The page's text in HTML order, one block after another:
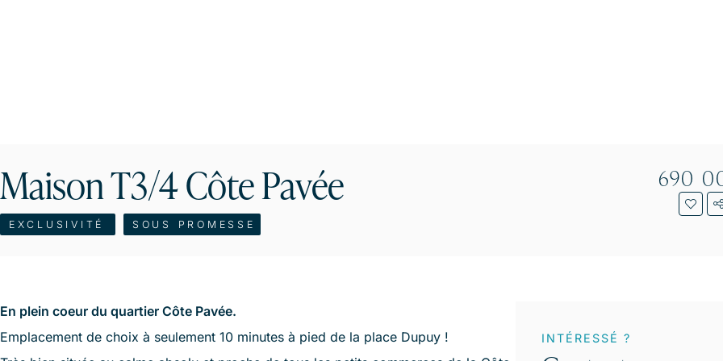
Maison T3/4 Côte Pavée
EXCLUSIVITÉ SOUS PROMESSE
690
En plein coeur du quartier Côte Pavée.
Emplacement de choix à seulement 10 minutes à pied de la place Dupuy !
INTÉRESSÉ ?